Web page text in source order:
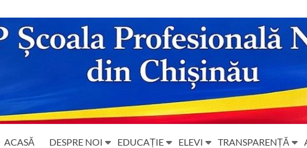
ACASĂ DESPRE NOI EDUCAȚIE ELEVI TRANSPARENȚĂ